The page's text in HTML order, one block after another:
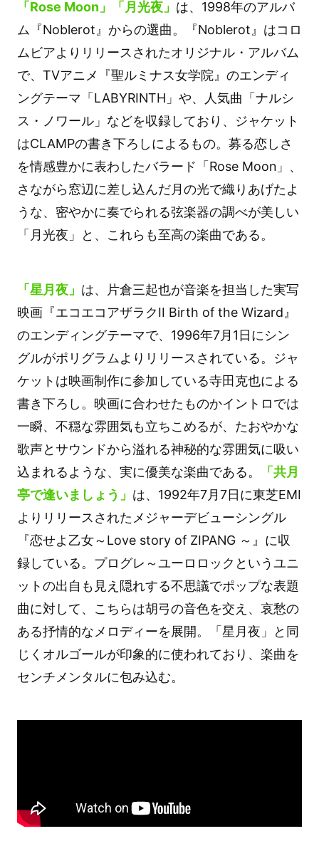
「Rose Moon」「月光夜」 は、1998年のアルバ
ム『Noblerot』からの選曲。『Noblerot』はコロ
ムビアよりリリースされたオリジナル・アルバム
で、TVアニメ『聖ルミナス女学院』のエンディ
ングテーマ「LABYRINTH」や、人気曲「ナルシ
ス・ノワール」などを収録しており、ジャケット
はCLAMPの書き下ろしによるもの。募る恋しさ
を情感豊かに表わしたバラード「Rose Moon」、
さながら窓辺に差し込んだ月の光で織りあげたよ
うな、密やかに奏でられる弦楽器の調べが美しい
「月光夜」と、これらも至高の楽曲である。
「星月夜」 は、片倉三起也が音楽を担当した実写
映画『エコエコアザラクII Birth of the Wizard』
のエンディングテーマで、1996年7月1日にシン
グルがポリグラムよりリリースされている。ジャ
ケットは映画制作に参加している寺田克也による
書き下ろし。映画に合わせたものかイントロでは
一瞬、不穏な雰囲気も立ちこめるが、たおやかな
歌声とサウンドから溢れる神秘的な雰囲気に吸い
込まれるような、実に優美な楽曲である。
「共月
亭で逢いましょう」 は、1992年7月7日に東芝EMI
よりリリースされたメジャーデビューシングル
『恋せよ乙女～Love story of ZIPANG ～』に収
録している。プログレ～ユーロロックというユニ
ットの出自も見え隠れする不思議でポップな表題
曲に対して、こちらは胡弓の音色を交え、哀愁の
ある抒情的なメロディーを展開。「星月夜」と同
じくオルゴールが印象的に使われており、楽曲を
センチメンタルに包み込む。